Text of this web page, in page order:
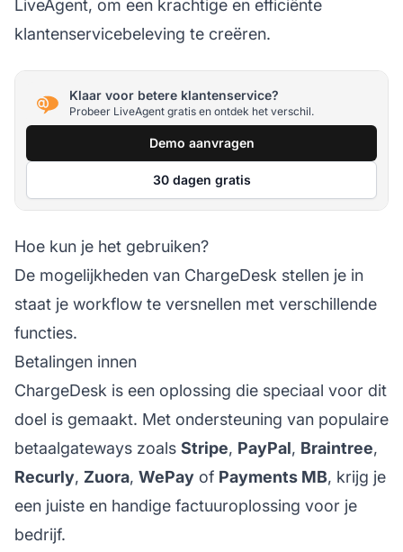
LiveAgent, om een krachtige en efficiënte
klantenservicebeleving te creëren.
Klaar voor betere klantenservice?
Probeer LiveAgent gratis en ontdek het verschil.
Demo aanvragen
30 dagen gratis
Hoe kun je het gebruiken?
De mogelijkheden van ChargeDesk stellen je in
staat je workflow te versnellen met verschillende
functies.
Betalingen innen
ChargeDesk is een oplossing die speciaal voor dit
doel is gemaakt. Met ondersteuning van populaire
betaalgateways zoals Stripe, PayPal, Braintree,
Recurly, Zuora, WePay of Payments MB, krijg je
een juiste en handige factuuroplossing voor je
bedrijf.